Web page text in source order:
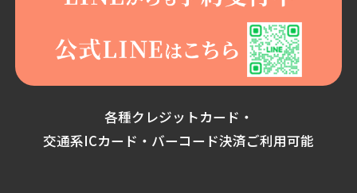
各種クレジットカード・
交通系ICカード・バーコード決済ご利用可能